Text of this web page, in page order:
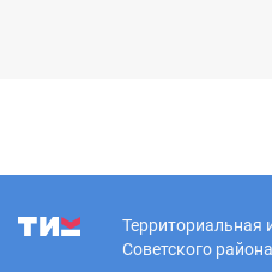
Территориальная
Советского района